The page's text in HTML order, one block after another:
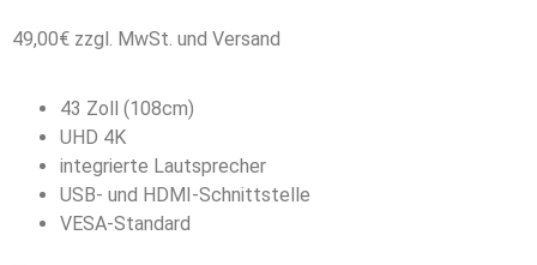
49,00€ zzgl. MwSt. und Versand
43 Zoll (108cm)
UHD 4K
integrierte Lautsprecher
USB- und HDMI-Schnittstelle
VESA-Standard